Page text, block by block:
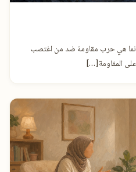
هي حرب مقاومة ضد من اغتصب
المقاومة[…]